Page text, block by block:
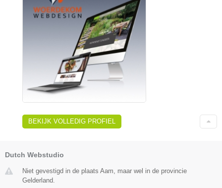
BEKIJK VOLLEDIG PROFIEL
Dutch Webstudio
Niet gevestigd in de plaats Aam, maar wel in de provincie
Gelderland.